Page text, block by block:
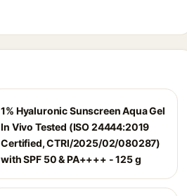
1% Hyaluronic Sunscreen Aqua Gel
In Vivo Tested (ISO 24444:2019
Certified, CTRI/2025/02/080287)
with SPF 50 & PA++++ - 125 g